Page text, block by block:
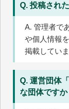
Q. 投稿され
A. 管理者で
や個人情報
掲載していま
Q. 運営団体
な団体ですか